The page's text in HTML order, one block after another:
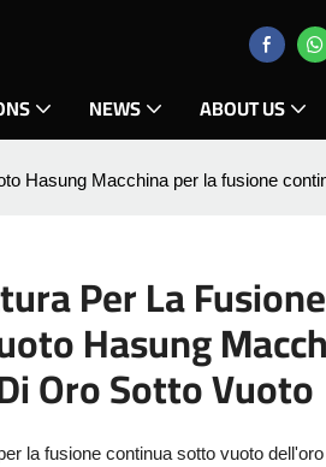
NEWS ABOUT US
Hasung Macchina per la fusione
Per La
Hasung
Oro Sotto Vuoto
la fusione continua sotto vuoto